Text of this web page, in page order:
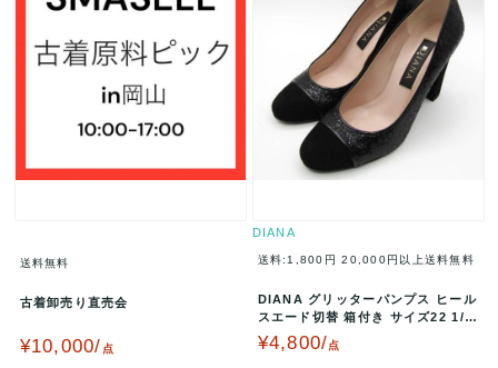
送料無料
古着卸売り直売会
¥10,000/ 点
DIANA
送料:1,800円 20,000円以上送料無料
DIANA グリッターパンプス ヒール
スエード切替 箱付き サイズ22 1/2
ブラック C000…
¥4,800/点